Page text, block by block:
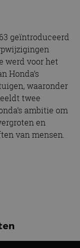
geïntroduceerd
werd voor het
Honda’s
waaronder
twee
ambitie om
en
van mensen.